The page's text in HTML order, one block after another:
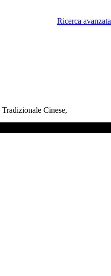
Ricerca avanzata
Cinese,